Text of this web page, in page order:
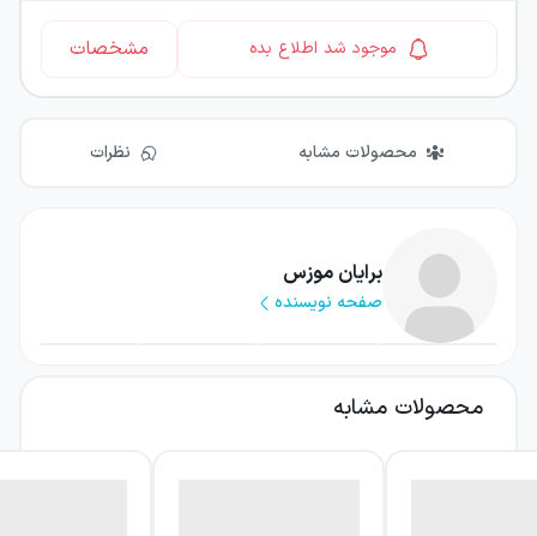
موجود شد اطلاع بده مشخصات
محصولات مشابه نظرات
برایان موزس
صفحه نویسنده
محصولات مشابه